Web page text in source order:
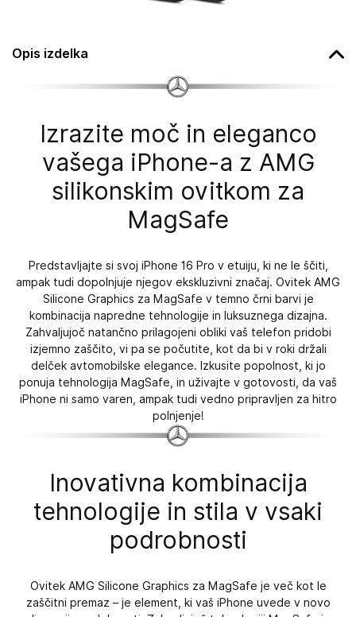
Opis izdelka
Izrazite moč in eleganco
vašega iPhone-a z AMG
silikonskim ovitkom za
MagSafe
Predstavljajte si svoj iPhone 16 Pro v etuiju, ki ne le ščiti,
ampak tudi dopolnjuje njegov ekskluzivni značaj. Ovitek AMG
Silicone Graphics za MagSafe v temno črni barvi je
kombinacija napredne tehnologije in luksuznega dizajna.
Zahvaljujoč natančno prilagojeni obliki vaš telefon pridobi
izjemno zaščito, vi pa se počutite, kot da bi v roki držali
delček avtomobilske elegance. Izkusite popolnost, ki jo
ponuja tehnologija MagSafe, in uživajte v gotovosti, da vaš
iPhone ni samo varen, ampak tudi vedno pripravljen za hitro
polnjenje!
Inovativna kombinacija
tehnologije in stila v vsaki
podrobnosti
Ovitek AMG Silicone Graphics za MagSafe je več kot le
zaščitni premaz – je element, ki vaš iPhone uvede v novo